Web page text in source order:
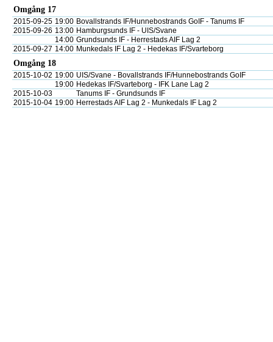
Omgång 17
2015-09-25 19:00 Bovallstrands IF/Hunnebostrands GoIF - Tanums IF
2015-09-26 13:00 Hamburgsunds IF - UIS/Svane
14:00 Grundsunds IF - Herrestads AIF Lag 2
2015-09-27 14:00 Munkedals IF Lag 2 - Hedekas IF/Svarteborg
Omgång 18
2015-10-02 19:00 UIS/Svane - Bovallstrands IF/Hunnebostrands GoIF
19:00 Hedekas IF/Svarteborg - IFK Lane Lag 2
2015-10-03
Tanums IF - Grundsunds IF
2015-10-04 19:00 Herrestads AIF Lag 2 - Munkedals IF Lag 2